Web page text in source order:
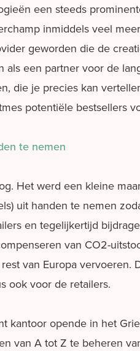
een steeds
inmiddels veel meer
geworden die de
een partner voor de
die je precies kan
potentiële bestsellers
te nemen
Het werd een kleine
uit handen te nemen
en tegelijkertijd
van CO2-
van Europa vervoeren.
ook voor de retailers.
kantoor opende in het
van A tot Z te beheren